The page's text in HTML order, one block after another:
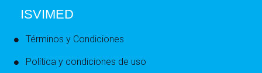
ISVIMED
Términos y Condiciones
Política y condiciones de uso